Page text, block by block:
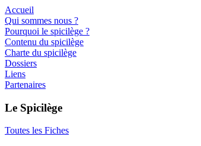
Accueil
Qui sommes nous ?
Pourquoi le spicilège ?
Contenu du spicilège
Charte du spicilège
Dossiers
Liens
Partenaires
Le Spicilège
Toutes les Fiches